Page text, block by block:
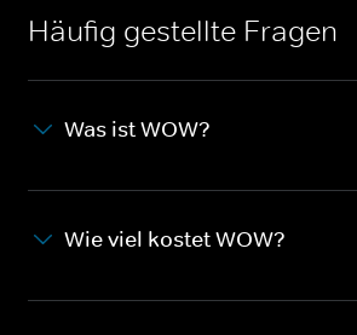
Häufig gestellte Fragen
Was ist WOW?
Wie viel kostet WOW?